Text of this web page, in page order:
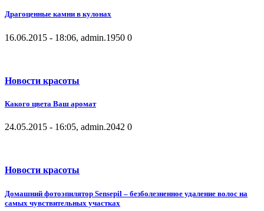
Драгоценные камни в кулонах
16.06.2015 - 18:06, admin.1950 0
Новости красоты
Какого цвета Ваш аромат
24.05.2015 - 16:05, admin.2042 0
Новости красоты
Домашний фотоэпилятор Sensepil – безболезненное удаление волос на
самых чувствительных участках